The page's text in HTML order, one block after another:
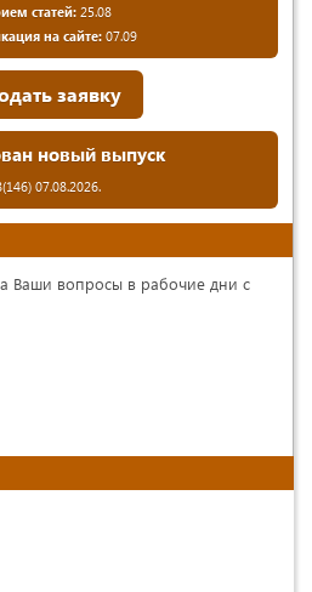
статей: 25.08
на сайте:07.09
заявку
новый выпуск
07.08.2026.
Ваши вопросы в рабочие дни с